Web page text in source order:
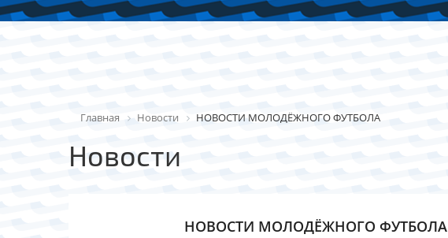
Главная Новости НОВОСТИ МОЛОДЁЖНОГО ФУТБОЛА
Новости
НОВОСТИ МОЛОДЁЖНОГО ФУТБОЛА